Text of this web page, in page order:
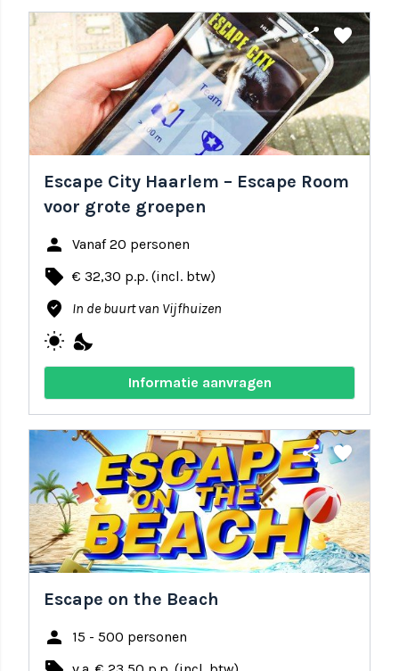
share favorite
Escape City Haarlem – Escape Room
voor grote groepen
person Vanaf 20 personen
local_offer € 32,30 p.p. (incl. btw)
where_to_vote In de buurt van Vijfhuizen
wb_sunny nights_stay
Informatie aanvragen
share favorite
Escape on the Beach
person 15 - 500 personen